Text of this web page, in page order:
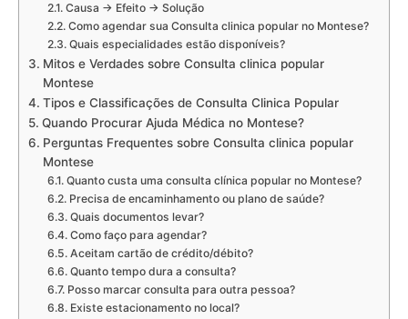
Causa → Efeito → Solução
Como agendar sua Consulta clinica popular no Montese?
Quais especialidades estão disponíveis?
Mitos e Verdades sobre Consulta clinica popular
Montese
Tipos e Classificações de Consulta Clinica Popular
Quando Procurar Ajuda Médica no Montese?
Perguntas Frequentes sobre Consulta clinica popular
Montese
Quanto custa uma consulta clínica popular no Montese?
Precisa de encaminhamento ou plano de saúde?
Quais documentos levar?
Como faço para agendar?
Aceitam cartão de crédito/débito?
Quanto tempo dura a consulta?
Posso marcar consulta para outra pessoa?
Existe estacionamento no local?